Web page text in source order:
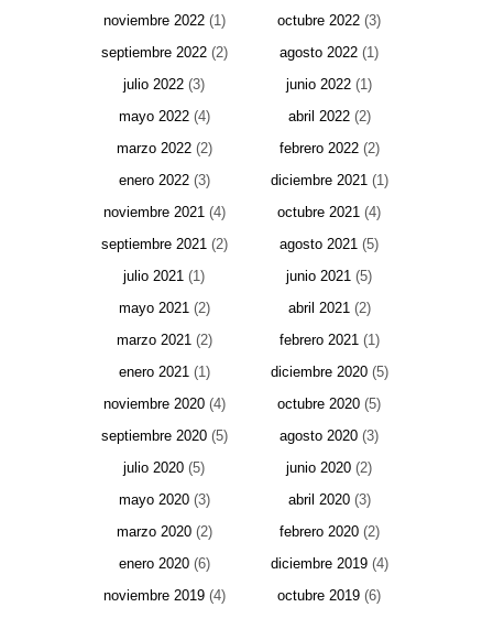
noviembre 2022(1) octubre 2022 (3)
septiembre 2022(2) agosto 2022 (1)
julio 2022 (3) junio 2022 (1)
mayo 2022(4) abril 2022(2)
marzo 2022(2) febrero 2022(2)
enero 2022(3) diciembre 2021(1)
noviembre 2021(4) octubre 2021 (4)
septiembre 2021(2) agosto 2021 (5)
julio 2021 (1) junio 2021 (5)
mayo 2021(2) abril 2021(2)
marzo 2021(2) febrero 2021(1)
enero 2021(1) diciembre 2020(5)
noviembre 2020(4) octubre 2020 (5)
septiembre 2020(5) agosto 2020 (3)
julio 2020 (5) junio 2020 (2)
mayo 2020(3) abril 2020(3)
marzo 2020(2) febrero 2020(2)
enero 2020(6) diciembre 2019(4)
noviembre 2019(4) octubre 2019 (6)